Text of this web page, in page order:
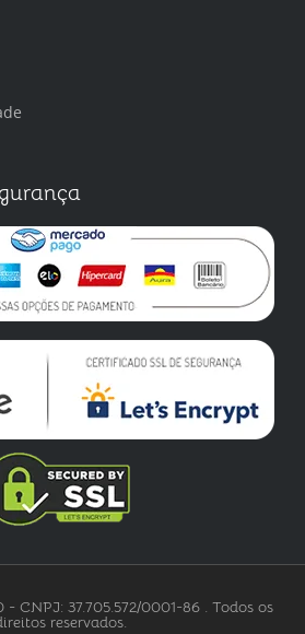
CNPJ: 37.705.572/0001-86 . Todos os
reservados.